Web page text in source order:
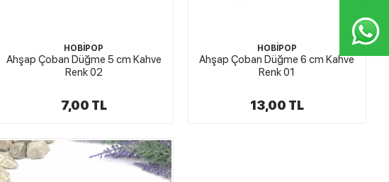
HOBİPOP
Ahşap Çoban Düğme 5 cm Kahve
Renk 02
7,00 TL
HOBİPOP
Ahşap Çoban Düğme 6 cm Kahve
Renk 01
13,00 TL